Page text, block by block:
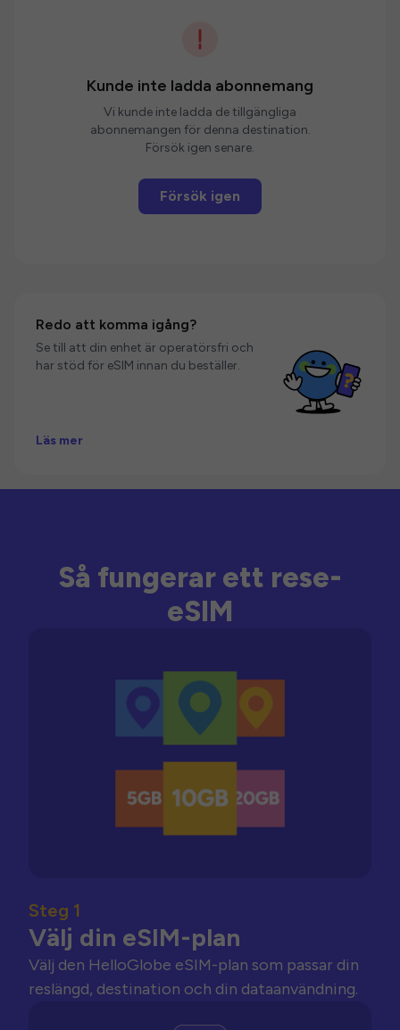
Kunde inte ladda abonnemang
Vi kunde inte ladda de tillgängliga
abonnemangen för denna destination.
Försök igen senare.
Försök igen
Redo att komma igång?
Se till att din enhet är operatörsfri och
har stöd för eSIM innan du beställer.
Läs mer
Så fungerar ett rese-
eSIM
Steg 1
Välj din eSIM-plan
Välj den HelloGlobe eSIM-plan som passar din
reslängd, destination och din dataanvändning.